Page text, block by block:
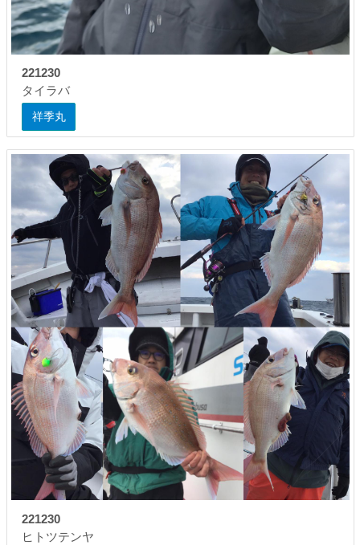
221230
タイラバ
祥季丸
221230
ヒトツテンヤ